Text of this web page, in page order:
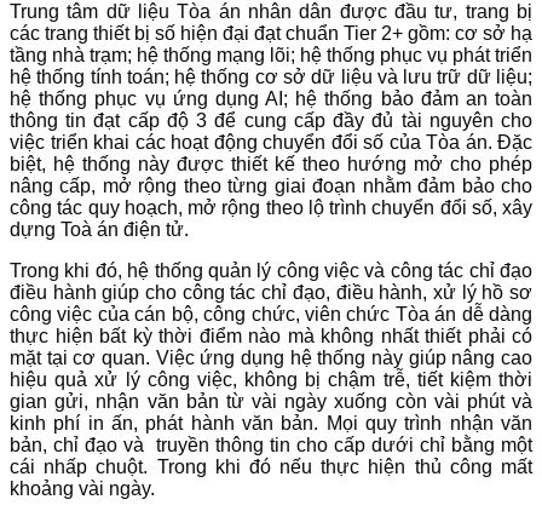
Trung tâm dữ liệu Tòa án nhân dân được đầu tư, trang bị
các trang thiết bị số hiện đại đạt chuẩn Tier 2+ gồm: cơ sở hạ
tầng nhà trạm; hệ thống mạng lõi; hệ thống phục vụ phát triển
hệ thống tính toán; hệ thống cơ sở dữ liệu và lưu trữ dữ liệu;
hệ thống phục vụ ứng dụng AI; hệ thống bảo đảm an toàn
thông tin đạt cấp độ 3 để cung cấp đầy đủ tài nguyên cho
việc triển khai các hoạt động chuyển đổi số của Tòa án. Đặc
biệt, hệ thống này được thiết kế theo hướng mở cho phép
nâng cấp, mở rộng theo từng giai đoạn nhằm đảm bảo cho
công tác quy hoạch, mở rộng theo lộ trình chuyển đổi số, xây
dựng Toà án điện tử.
Trong khi đó, hệ thống quản lý công việc và công tác chỉ đạo
điều hành giúp cho công tác chỉ đạo, điều hành, xử lý hồ sơ
công việc của cán bộ, công chức, viên chức Tòa án dễ dàng
thực hiện bất kỳ thời điểm nào mà không nhất thiết phải có
mặt tại cơ quan. Việc ứng dụng hệ thống này giúp nâng cao
hiệu quả xử lý công việc, không bị chậm trễ, tiết kiệm thời
gian gửi, nhận văn bản từ vài ngày xuống còn vài phút và
kinh phí in ấn, phát hành văn bản. Mọi quy trình nhận văn
bản, chỉ đạo và truyền thông tin cho cấp dưới chỉ bằng một
cái nhấp chuột. Trong khi đó nếu thực hiện thủ công mất
khoảng vài ngày.